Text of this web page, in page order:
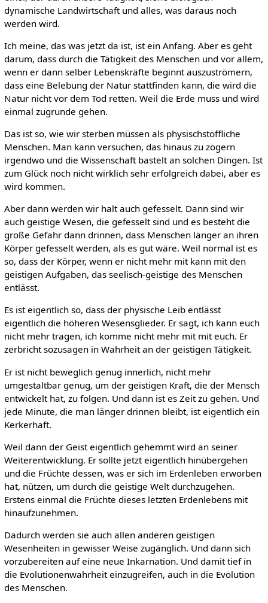
dynamische Landwirtschaft und alles, was daraus noch
werden wird.
Ich meine, das was jetzt da ist, ist ein Anfang. Aber es geht
darum, dass durch die Tätigkeit des Menschen und vor allem,
wenn er dann selber Lebenskräfte beginnt auszuströmern,
dass eine Belebung der Natur stattfinden kann, die wird die
Natur nicht vor dem Tod retten. Weil die Erde muss und wird
einmal zugrunde gehen.
Das ist so, wie wir sterben müssen als physischstoffliche
Menschen. Man kann versuchen, das hinaus zu zögern
irgendwo und die Wissenschaft bastelt an solchen Dingen. Ist
zum Glück noch nicht wirklich sehr erfolgreich dabei, aber es
wird kommen.
Aber dann werden wir halt auch gefesselt. Dann sind wir
auch geistige Wesen, die gefesselt sind und es besteht die
große Gefahr dann drinnen, dass Menschen länger an ihren
Körper gefesselt werden, als es gut wäre. Weil normal ist es
so, dass der Körper, wenn er nicht mehr mit kann mit den
geistigen Aufgaben, das seelisch-geistige des Menschen
entlässt.
Es ist eigentlich so, dass der physische Leib entlässt
eigentlich die höheren Wesensglieder. Er sagt, ich kann euch
nicht mehr tragen, ich komme nicht mehr mit mit euch. Er
zerbricht sozusagen in Wahrheit an der geistigen Tätigkeit.
Er ist nicht beweglich genug innerlich, nicht mehr
umgestaltbar genug, um der geistigen Kraft, die der Mensch
entwickelt hat, zu folgen. Und dann ist es Zeit zu gehen. Und
jede Minute, die man länger drinnen bleibt, ist eigentlich ein
Kerkerhaft.
Weil dann der Geist eigentlich gehemmt wird an seiner
Weiterentwicklung. Er sollte jetzt eigentlich hinübergehen
und die Früchte dessen, was er sich im Erdenleben erworben
hat, nützen, um durch die geistige Welt durchzugehen.
Erstens einmal die Früchte dieses letzten Erdenlebens mit
hinaufzunehmen.
Dadurch werden sie auch allen anderen geistigen
Wesenheiten in gewisser Weise zugänglich. Und dann sich
vorzubereiten auf eine neue Inkarnation. Und damit tief in
die Evolutionenwahrheit einzugreifen, auch in die Evolution
des Menschen.